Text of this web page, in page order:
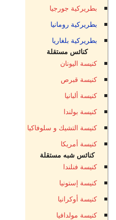
بطريركية جورجيا
بطريركية رومانيا
بطريركية بلغاريا
كنائس مستقلة
كنيسة اليونان
كنيسة قبرص
كنيسة ألبانيا
كنيسة بولندا
كنيسة التشيك و سلوفاكيا
كنيسة أمريكا
كنائس شبه مستقلة
كنيسة فنلندا
كنيسة إستونيا
كنيسة أوكرانيا
كنيسة مولدافيا